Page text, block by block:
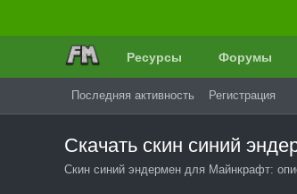
Ресурсы Форумы
Последняя активность Регистрация
Скачать скин синий
Скин синий эндермен для Майнкрафт: